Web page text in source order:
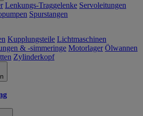
Lenkungs-Traggelenke Servoleitungen
Spurstangen
Kupplungsteile Lichtmaschinen
& -simmeringe Motorlager Ölwannen
Zylinderkopf